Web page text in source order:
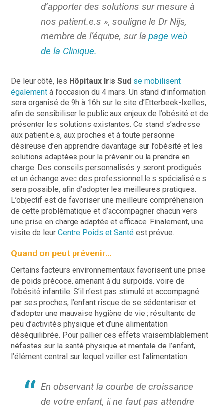
d’apporter des solutions sur mesure à
nos patient.e.s », souligne le Dr Nijs,
membre de l’équipe, sur lapage web
de la Clinique.
De leur côté, les Hôpitaux Iris Sud se mobilisent
également à l’occasion du 4 mars. Un stand d’information
sera organisé de 9h à 16h sur le site d’Etterbeek-Ixelles,
afin de sensibiliser le public aux enjeux de l’obésité et de
présenter les solutions existantes. Ce stand s’adresse
aux patient.e.s, aux proches et à toute personne
désireuse d’en apprendre davantage sur l’obésité et les
solutions adaptées pour la prévenir ou la prendre en
charge. Des conseils personnalisés y seront prodigués
et un échange avec des professionnel.le.s spécialisé.e.s
sera possible, afin d’adopter les meilleures pratiques.
L’objectif est de favoriser une meilleure compréhension
de cette problématique et d’accompagner chacun vers
une prise en charge adaptée et efficace. Finalement, une
visite de leurCentre Poids et Santé est prévue.
Quand on peut prévenir…
Certains facteurs environnementaux favorisent une prise
de poids précoce, amenant à du surpoids, voire de
l’obésité infantile. S’il n’est pas stimulé et accompagné
par ses proches, l’enfant risque de se sédentariser et
d’adopter une mauvaise hygiène de vie ; résultante de
peu d’activités physique et d’une alimentation
déséquilibrée. Pour pallier ces effets vraisemblablement
néfastes sur la santé physique et mentale de l’enfant,
l’élément central sur lequel veiller est l’alimentation.
En observant la courbe de croissance
de votre enfant, il ne faut pas attendre